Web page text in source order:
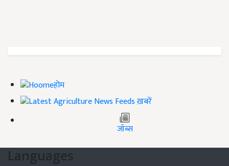
होम
ख़बरें
जॉब्स
Languages